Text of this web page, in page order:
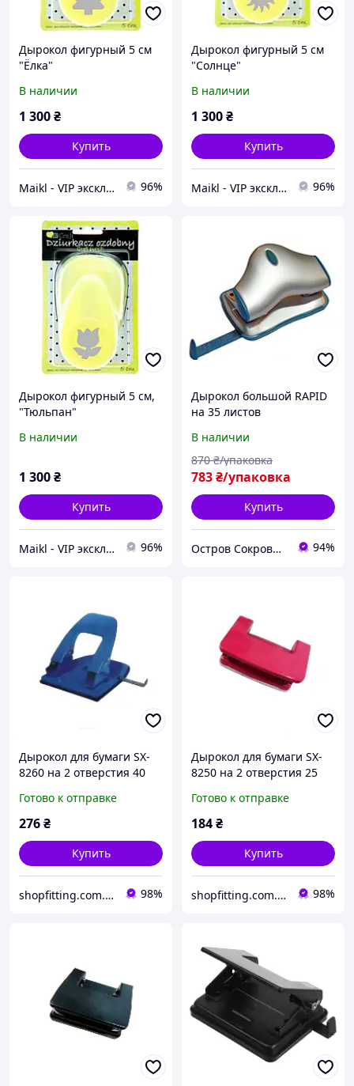
Дырокол фигурный 5 см
"Ёлка"
В наличии
1 300₴
Купить
Maikl - VIP эксклюзив товаров в Украине. 96%
Дырокол фигурный 5 см
"Солнце"
В наличии
1 300₴
Купить
Maikl - VIP эксклюзив товаров в Украине. 96%
Дырокол фигурный 5 см,
"Тюльпан"
В наличии
1 300₴
Купить
Maikl - VIP эксклюзив товаров в Украине. 96%
Дырокол большой RAPID
на 35 листов
В наличии
783₴/упаковка
870 ₴/упаковка
Купить
Остров Сокровищ магазин подарков, сувениров и украшений 94%
Дырокол для бумаги SX-
8260 на 2 отверстия 40
Готово к отправке
276₴
Купить
shopfitting.com.ua 98%
Дырокол для бумаги SX-
8250 на 2 отверстия 25
Готово к отправке
184₴
Купить
shopfitting.com.ua 98%